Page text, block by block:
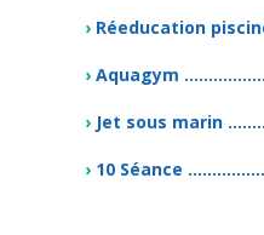
› Réeducation
› Aquagym
› Jet sous marin
› 10 Séance